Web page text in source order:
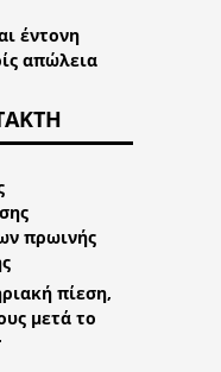
έντονη
απώλεια
πρωινής
πίεση,
μετά το